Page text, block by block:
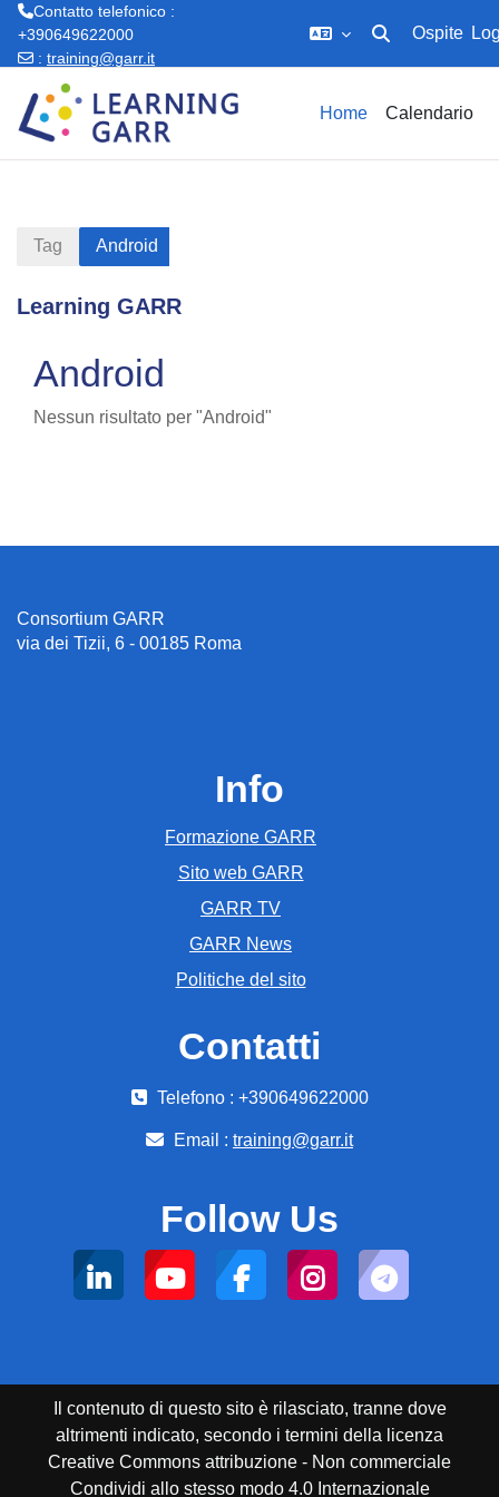
Contatto telefonico :
+390649622000
: training@garr.it
Attiva/disattiva
Ospite
Home Calendario
Tag Android
Learning GARR
Android
Nessun risultato per "Android"
Consortium GARR
via dei Tizii, 6 - 00185 Roma
Info
Formazione GARR
Sito web GARR
GARR TV
GARR News
Politiche del sito
Contatti
Telefono : +390649622000
Email : training@garr.it
Follow Us
Il contenuto di questo sito è rilasciato, tranne dove
altrimenti indicato, secondo i termini della licenza
Creative Commons attribuzione - Non commerciale
Condividi allo stesso modo 4.0 Internazionale